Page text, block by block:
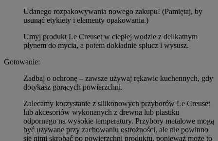
Udanego rozpakowywania nowego zakupu! (Pamiętaj, by
usunąć etykiety i elementy opakowania.)
Umyj produkt Le Creuset w ciepłej wodzie z delikatnym
płynem do mycia, a potem dokładnie spłucz i wysusz.
Gotowanie:
Zadbaj o ochronę – zawsze używaj rękawic kuchennych, gdy
dotykasz gorących powierzchni.
Zalecamy korzystanie z silikonowych przyborów Le Creuset
lub akcesoriów wykonanych z drewna lub plastiku
odpornego na wysokie temperatury. Przybory metalowe mogą
być używane przy zachowaniu ostrożności, ale nie powinno
się nimi skrobać po powierzchni produktu, ponieważ może to